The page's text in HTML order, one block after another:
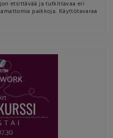
etsittävää ja tutkittavaa eri
paikkoja. Käyttötavaraa